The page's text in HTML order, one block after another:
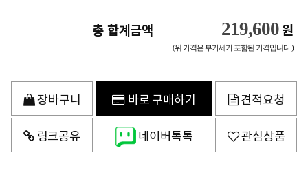
총 합계금액 219,600 원
(위 가격은 부가세가 포함된 가격입니다.)
장바구니 바로 구매하기 견적요청
링크공유 네이버톡톡 관심상품